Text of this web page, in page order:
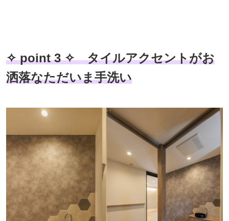
✧ point 3 ✧ タイルアクセントがお
洒落なただいま手洗い